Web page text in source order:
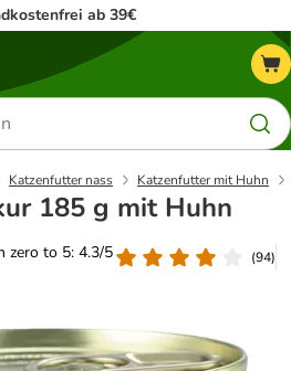
ab 39€
Katzenfutter nass Katzenfutter mit Huhn
185 g mit Huhn
zero to 5: 4.3/5
(94)